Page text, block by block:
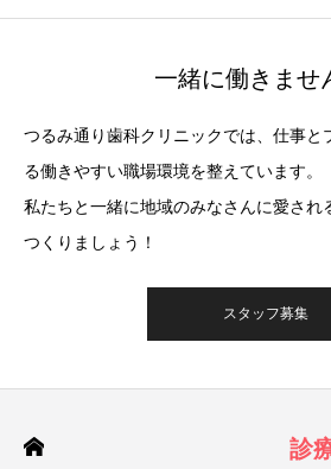
一緒に働きませ
つるみ通り⻭科クリニックでは、仕事と
る働きやすい職場環境を整えています。
私たちと一緒に地域のみなさんに愛され
つくりましょう！
スタッフ募集
診